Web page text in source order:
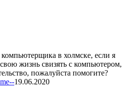
в холмске, если я
жизнь свизять с компьютером,
пожалуйста помогите?
19.06.2020